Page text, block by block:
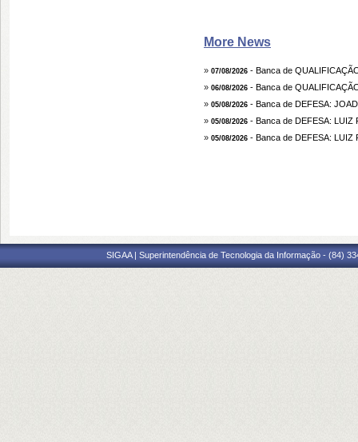
More News
» 07/08/2026 - Banca de
» 06/08/2026 - Banca de
» 05/08/2026 - Banca de DEFESA:
» 05/08/2026 - Banca de DEFESA: LUIZ
» 05/08/2026 - Banca de DEFESA: LUIZ
SIGAA | Superintendência de Tecnologia da Informação - (84)